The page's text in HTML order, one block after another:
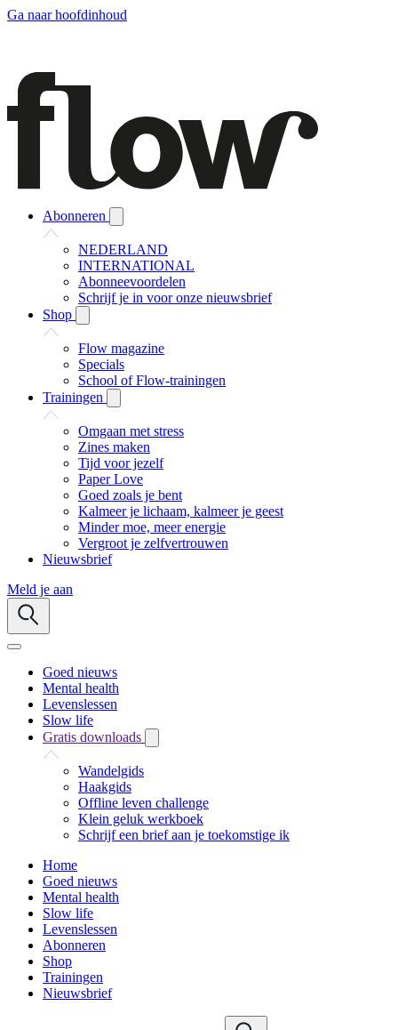
Ga naar hoofdinhoud
Abonneren
NEDERLAND
INTERNATIONAL
Abonneevoordelen
Schrijf je in voor onze nieuwsbrief
Shop
Flow magazine
Specials
School of Flow-trainingen
Trainingen
Omgaan met stress
Zines maken
Tijd voor jezelf
Paper Love
Goed zoals je bent
Kalmeer je lichaam, kalmeer je geest
Minder moe, meer energie
Vergroot je zelfvertrouwen
Nieuwsbrief
Meld je aan
Goed nieuws
Mental health
Levenslessen
Slow life
Gratis downloads
Wandelgids
Haakgids
Offline leven challenge
Klein geluk werkboek
Schrijf een brief aan je toekomstige ik
Home
Goed nieuws
Mental health
Slow life
Levenslessen
Abonneren
Shop
Trainingen
Nieuwsbrief